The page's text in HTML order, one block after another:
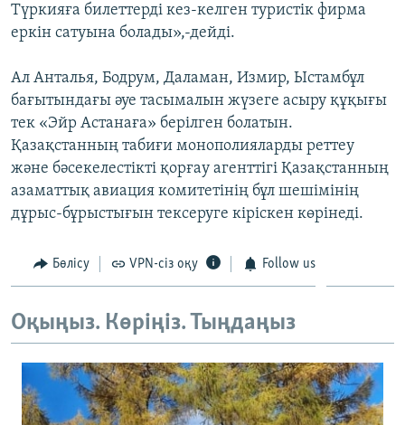
Түркияға билеттерді кез-келген туристік фирма
еркін сатуына болады»,-дейді.
Ал Анталья, Бодрум, Даламан, Измир, Ыстамбұл
бағытындағы әуе тасымалын жүзеге асыру құқығы
тек «Эйр Астанаға» берілген болатын.
Қазақстанның табиғи монополияларды реттеу
және бәсекелестікті қорғау агенттігі Қазақстанның
азаматтық авиация комитетінің бұл шешімінің
дұрыс-бұрыстығын тексеруге кіріскен көрінеді.
Бөлісу VPN-сіз оқу Follow us
Оқыңыз. Көріңіз. Тыңдаңыз